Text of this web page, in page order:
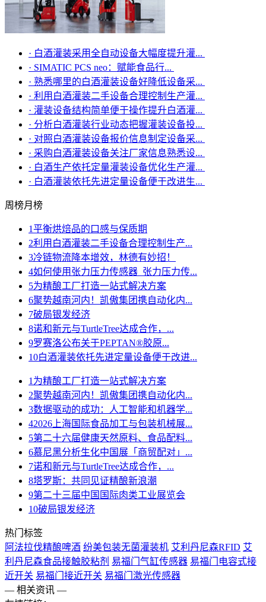
· 白酒灌装采用全自动设备大幅度提升灌...
· SIMATIC PCS neo：赋能食品行...
· 熟悉哪里的白酒灌装设备好降低设备采...
· 利用白酒灌装二手设备合理控制生产灌...
· 灌装设备结构简单便于操作提升白酒灌...
· 分析白酒灌装行业动态把握灌装设备投...
· 对照白酒灌装设备报价信息制定设备采...
· 采购白酒灌装设备关注厂家信息熟悉设...
· 白酒生产依托定量灌装设备优化生产灌...
· 白酒灌装依托先进定量设备便于改进生...
周榜月榜
1平衡烘焙品的口感与保质期
2利用白酒灌装二手设备合理控制生产...
3冷链物流降本增效，林德有妙招！
4如何使用张力压力传感器_张力压力传...
5为精酿工厂打造一站式解决方案
6聚势越南河内！凯傲集团携自动化内...
7破局银发经济
8诺和新元与TurtleTree达成合作，...
9罗赛洛公布关于PEPTAN®胶原...
10白酒灌装依托先进定量设备便于改进...
1 为精酿工厂打造一站式解决方案
2聚势越南河内！凯傲集团携自动化内...
3数据驱动的成功：人工智能和机器学...
42026上海国际食品加工与包装机械展...
5第二十六届健康天然原料、食品配料...
6慕尼黑分析生化中国展「商贸配对」...
7诺和新元与TurtleTree达成合作，...
8塔罗斯：共同见证精酿新浪潮
9第二十三届中国国际肉类工业展览会
10破局银发经济
热门标签
阿法拉伐精酿啤酒 纷美包装无菌灌装机 艾利丹尼森RFID 艾
利丹尼森食品接触胶粘剂 易福门气缸传感器 易福门电容式接
近开关 易福门接近开关 易福门激光传感器
— 相关资讯 —